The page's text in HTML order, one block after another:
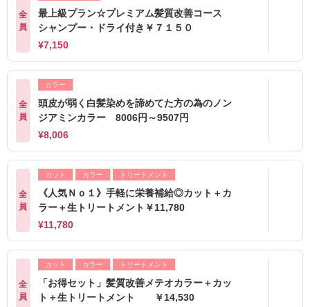
全
員
最上級プラン☆プレミアム髪質改善コース
シャンプー・ドライ付き￥７１５０
¥7,150
全
員
カラー
頭皮が弱く白髪染めを諦めてた方の為のノン
ジアミンカラー 8006円～9507円
¥8,006
全
員
カット カラー トリートメント
《人気Ｎｏ１》手軽に栄養補給◎カット＋カ
ラー＋生トリートメント￥11,780
¥11,780
全
員
カット カラー トリートメント
「お得セット」髪質改善メテオカラー＋カッ
ト＋生トリートメント ￥14,530